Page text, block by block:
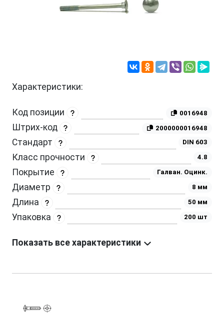
Характеристики:
Код позиции 0016948
Штрих-код 2000000016948
Стандарт DIN 603
Класс прочности 4.8
Покрытие Галван. Оцинк.
Диаметр 8 мм
Длина 50 мм
Упаковка 200 шт
Показать все характеристики